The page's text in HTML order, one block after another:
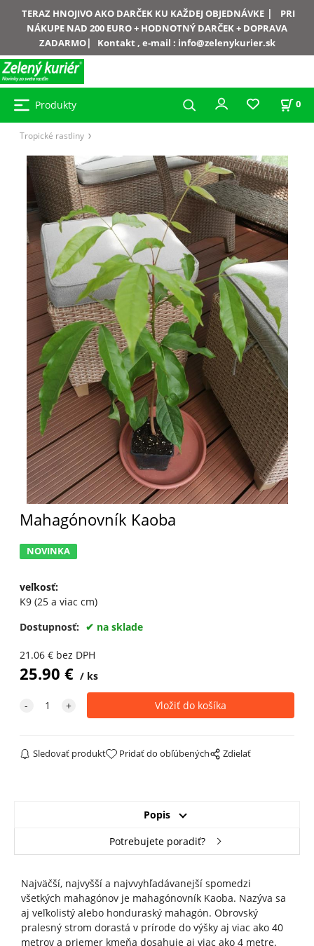
TERAZ HNOJIVO AKO DARČEK KU KAŽDEJ OBJEDNÁVKE|
PRI
NÁKUPE NAD 200 EURO + HODNOTNÝ DARČEK + DOPRAVA
ZADARMO| Kontakt , e-mail : info@zelenykurier.sk
Produkty 0
Tropické rastliny
Mahagónovník Kaoba
NOVINKA
veľkosť:
K9 (25 a viac cm)
Dostupnosť:
na sklade
21.06€ bez DPH
25.90 € ks
Sledovať produkt Pridať do obľúbených Zdielať
Popis
Potrebujete poradiť?
Najväčší, najvyšší a najvvyhľadávanejší spomedzi
všetkých mahagónov je mahagónovník Kaoba. Nazýva sa
aj veľkolistý alebo honduraský mahagón. Obrovský
pralesný strom dorastá v prírode do výšky aj viac ako 40
metrov a priemer kmeňa dosahuje aj viac ako 4 metre.